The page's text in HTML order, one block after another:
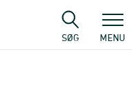
SØG MENU